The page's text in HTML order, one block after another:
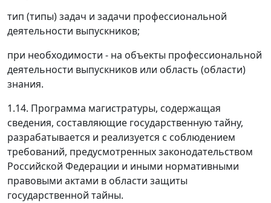
тип (типы) задач и задачи профессиональной
деятельности выпускников;
при необходимости - на объекты профессиональной
деятельности выпускников или область (области)
знания.
1.14. Программа магистратуры, содержащая
сведения, составляющие государственную тайну,
разрабатывается и реализуется с соблюдением
требований, предусмотренных законодательством
Российской Федерации и иными нормативными
правовыми актами в области защиты
государственной тайны.